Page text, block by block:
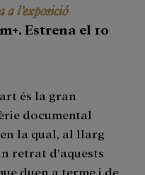
a l’exposició
Estrena el 10
és la gran
documental
la qual, al llarg
retrat d’aquests
duen a terme i de